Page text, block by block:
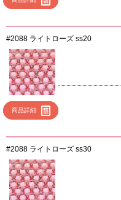
#2088 ライトローズ ss20
商品詳細
#2088 ライトローズ ss30